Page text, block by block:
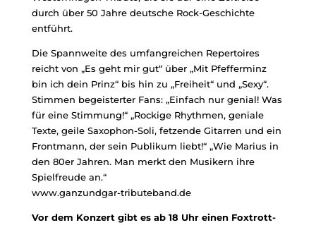
durch über 50 Jahre deutsche Rock-Geschichte
entführt.
Die Spannweite des umfangreichen Repertoires
reicht von „Es geht mir gut“ über „Mit Pfefferminz
bin ich dein Prinz“ bis hin zu „Freiheit“ und „Sexy“.
Stimmen begeisterter Fans: „Einfach nur genial! Was
für eine Stimmung!“ „Rockige Rhythmen, geniale
Texte, geile Saxophon-Soli, fetzende Gitarren und ein
Frontmann, der sein Publikum liebt!“ „Wie Marius in
den 80er Jahren. Man merkt den Musikern ihre
Spielfreude an.“
www.ganzundgar-tributeband.de
Vor dem Konzert gibt es ab 18 Uhr einen Foxtrott-